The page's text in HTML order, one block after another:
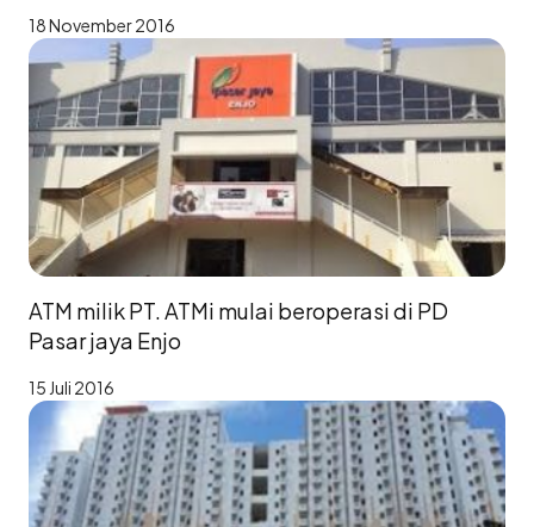
18 November 2016
ATM milik PT. ATMi mulai beroperasi di PD
Pasar jaya Enjo
15 Juli 2016